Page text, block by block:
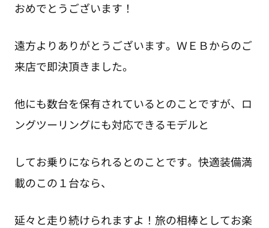
おめでとうございます！
遠方よりありがとうございます。ＷＥＢからのご
来店で即決頂きました。
他にも数台を保有されているとのことですが、ロ
ングツーリングにも対応できるモデルと
してお乗りになられるとのことです。快適装備満
載のこの１台なら、
延々と走り続けられますよ！旅の相棒としてお楽